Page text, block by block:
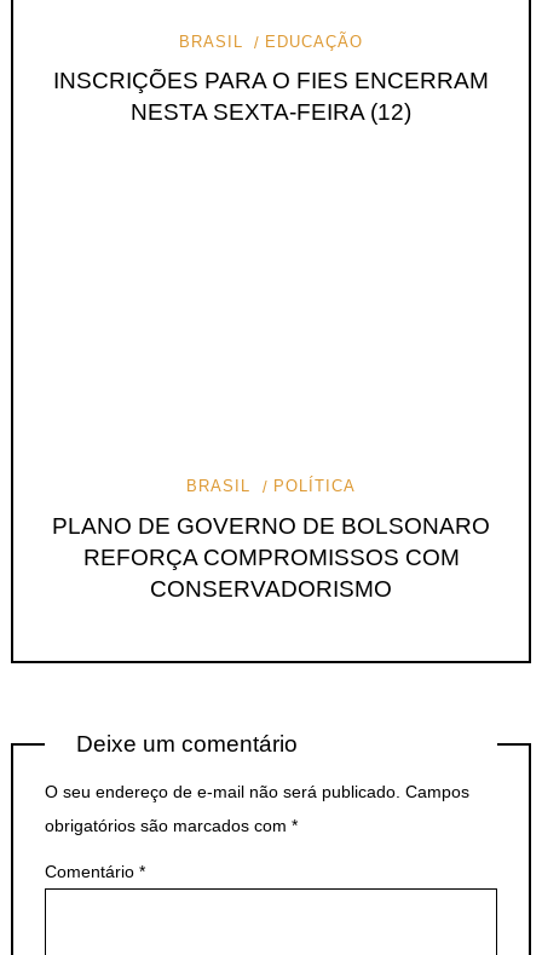
BRASIL EDUCAÇÃO
INSCRIÇÕES PARA O FIES ENCERRAM
NESTA SEXTA-FEIRA (12)
BRASIL POLÍTICA
PLANO DE GOVERNO DE BOLSONARO
REFORÇA COMPROMISSOS COM
CONSERVADORISMO
Deixe um comentário
O seu endereço de e-mail não será publicado. Campos
obrigatórios são marcados com *
Comentário *